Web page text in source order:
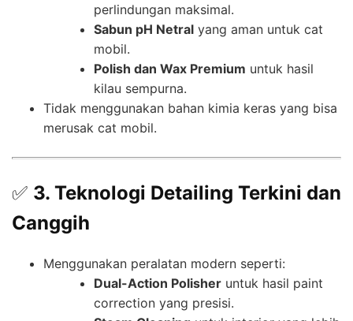
perlindungan maksimal.
Sabun pH Netral yang aman untuk cat
mobil.
Polish dan Wax Premium untuk hasil
kilau sempurna.
Tidak menggunakan bahan kimia keras yang bisa
merusak cat mobil.
✅ 3. Teknologi Detailing Terkini dan
Canggih
Menggunakan peralatan modern seperti:
Dual-Action Polisher untuk hasil paint
correction yang presisi.